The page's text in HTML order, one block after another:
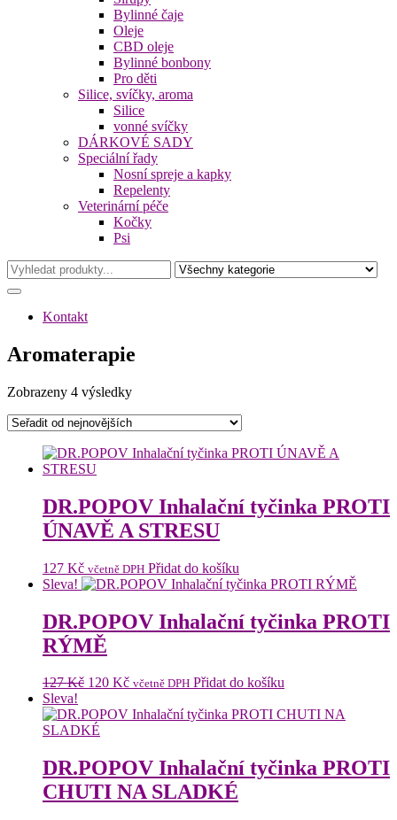
Bylinné čaje
Oleje
CBD oleje
Bylinné bonbony
Pro děti
Silice, svíčky, aroma
Silice
vonné svíčky
DÁRKOVÉ SADY
Speciální řady
Nosní spreje a kapky
Repelenty
Veterinární péče
Kočky
Psi
Kontakt
Aromaterapie
Zobrazeny 4 výsledkySeřazeno
nejnovějších
DR.POPOV Inhalační tyčinka PROTI
ÚNAVĚ A STRESU
127 Kč včetně DPH Přidat do košíku
Sleva!
DR.POPOV Inhalační tyčinka PROTI
RÝMĚ
127Kč Původní
byla:
127 Kč.
120 KčAktuální
je:
včetně DPH Přidat do košíku
Sleva!
DR.POPOV Inhalační tyčinka PROTI
CHUTI NA SLADKÉ